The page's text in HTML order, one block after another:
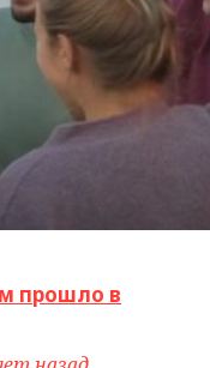
прошло в